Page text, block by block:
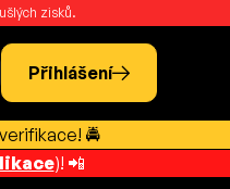
zisků.
Přihlášení
🚔
)! 📲